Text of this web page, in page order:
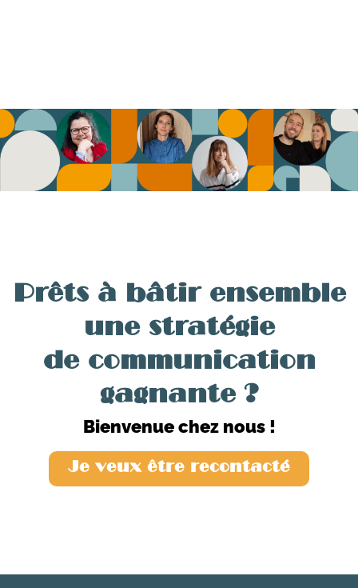
Prêts à bâtir ensemble
une stratégie
de communication
gagnante ?
Bienvenue chez nous !
Je veux être recontacté